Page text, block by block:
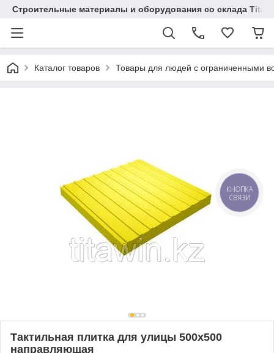
Строительные материалы и оборудования со склада
Каталог товаров Товары для людей с ограниченными
Тактильная плитка для улицы 500х500
направляющая
КНОПКА
СВЯЗИ